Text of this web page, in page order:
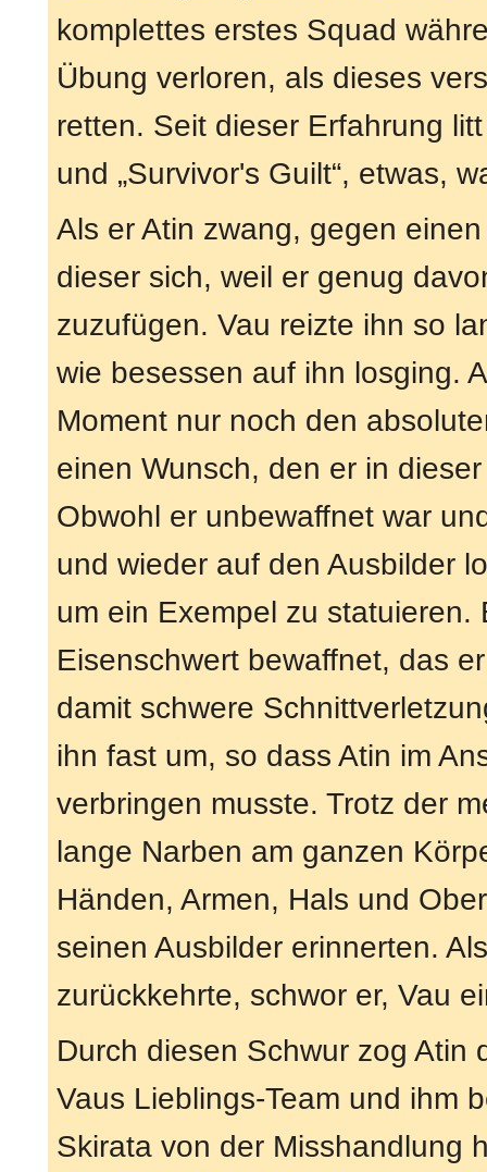
komplettes erstes Squad
Übung verloren, als dieses
retten. Seit dieser Erfahrung
und „Survivor's Guilt“, etwas,
Als er Atin zwang, gegen
dieser sich, weil er genug
zuzufügen. Vau reizte ihn so
wie besessen auf ihn losging.
Moment nur noch den
einen Wunsch, den er in
Obwohl er unbewaffnet war
und wieder auf den Ausbilder
um ein Exempel zu
Eisenschwert bewaffnet, das
damit schwere
ihn fast um, so dass Atin im
verbringen musste. Trotz der
lange Narben am ganzen
Händen, Armen, Hals und
seinen Ausbilder erinnerten.
zurückkehrte, schwor er, Vau
Durch diesen Schwur zog Atin
Vaus Lieblings-Team und ihm
Skirata von der Misshandlung